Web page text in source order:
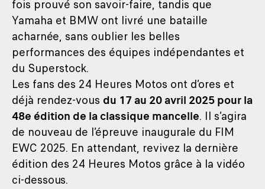
fois prouvé son savoir-faire, tandis que
Yamaha et BMW ont livré une bataille
acharnée, sans oublier les belles
performances des équipes indépendantes et
du Superstock.
Les fans des 24 Heures Motos ont d’ores et
déjà rendez-vous du 17 au 20 avril 2025 pour la
48e édition de la classique mancelle. Il s’agira
de nouveau de l’épreuve inaugurale du FIM
EWC 2025. En attendant, revivez la dernière
édition des 24 Heures Motos grâce à la vidéo
ci-dessous.